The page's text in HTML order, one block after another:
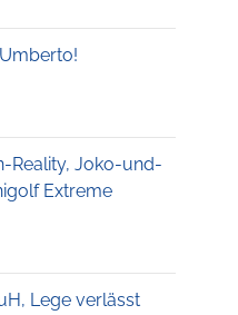
Reality, Joko-und-
Extreme
Lege verlässt